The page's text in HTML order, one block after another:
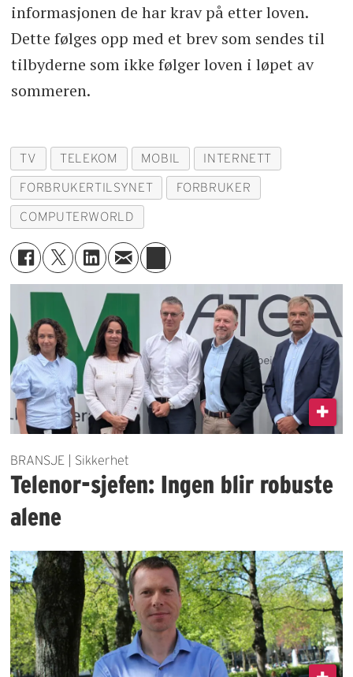
informasjonen de har krav på etter loven.
Dette følges opp med et brev som sendes til
tilbyderne som ikke følger loven i løpet av
sommeren.
TV TELEKOM MOBIL INTERNETT
FORBRUKERTILSYNET FORBRUKER
COMPUTERWORLD
BRANSJE | Sikkerhet
Telenor-sjefen: Ingen blir robuste
alene